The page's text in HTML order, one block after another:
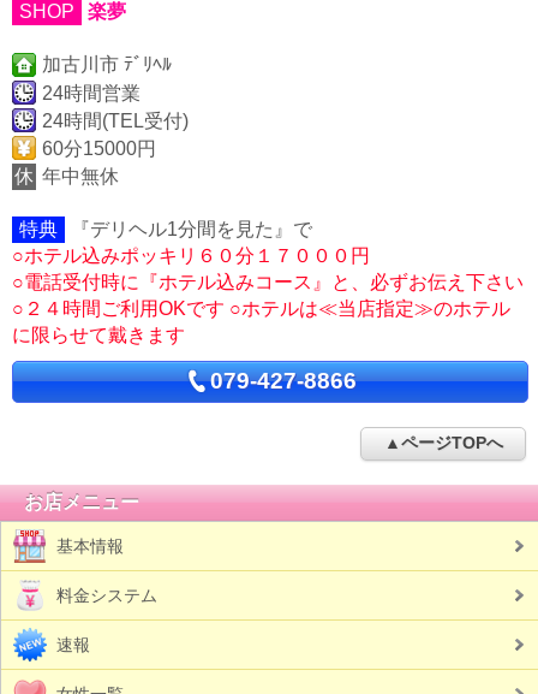
SHOP 楽夢
加古川市 ﾃﾞﾘﾍﾙ
24時間営業
24時間(TEL受付)
60分15000円
休 年中無休
特典
『デリヘル1分間を見た』で
○ホテル込みポッキリ６０分１７０００円
○電話受付時に『ホテル込みコース』と、必ずお伝え下さい
○２４時間ご利用OKです ○ホテルは≪当店指定≫のホテル
に限らせて戴きます
079-427-8866
▲ページTOPへ
お店メニュー
基本情報
料金システム
速報